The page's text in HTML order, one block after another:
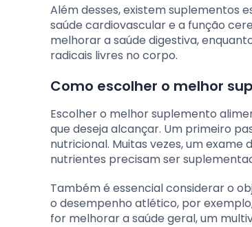
Além desses, existem suplementos
saúde cardiovascular e a função
melhorar a saúde digestiva,
radicais livres no corpo.
Como escolher o melhor
Escolher o melhor suplemento
que deseja alcançar. Um primeiro
nutricional. Muitas vezes, um
nutrientes precisam ser
Também é essencial considerar o
o desempenho atlético, por
for melhorar a saúde geral, um